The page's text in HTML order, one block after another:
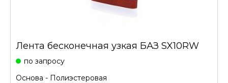
Лента бесконечная узкая БАЗ SX10RW
по запросу
Основа - Полиэстеровая